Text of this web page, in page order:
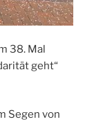
38. Mal
geht“
Segen von